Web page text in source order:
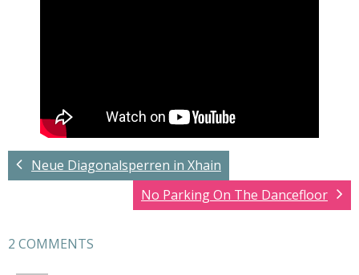
Neue Diagonalsperren in Xhain
No Parking On The Dancefloor
2 COMMENTS